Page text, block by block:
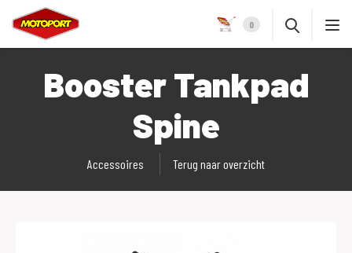
0
Booster Tankpad
Spine
Accessoires Terug naar overzicht